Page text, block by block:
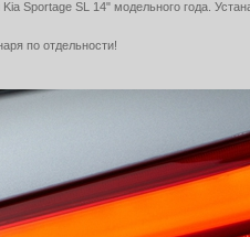
Sportage SL 14" модельного года.
по отдельности!